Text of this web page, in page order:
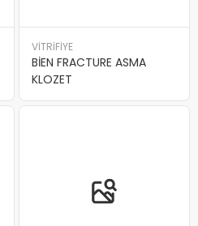
VİTRİFİYE
BİEN FRACTURE ASMA
KLOZET